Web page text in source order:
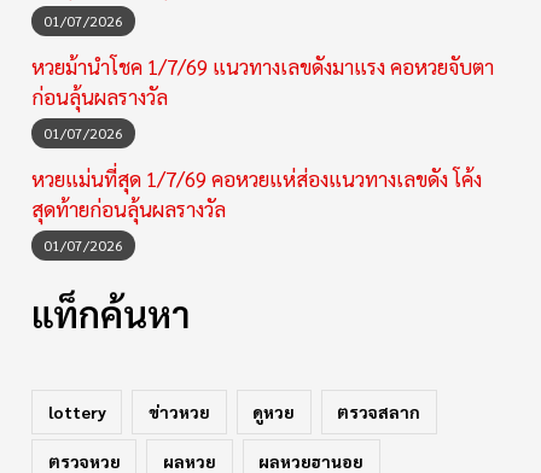
01/07/2026
หวยม้านำโชค 1/7/69 แนวทางเลขดังมาแรง คอหวยจับตา
ก่อนลุ้นผลรางวัล
01/07/2026
หวยแม่นที่สุด 1/7/69 คอหวยแห่ส่องแนวทางเลขดัง โค้ง
สุดท้ายก่อนลุ้นผลรางวัล
01/07/2026
แท็กค้นหา
lottery ข่าวหวย ดูหวย ตรวจสลาก
ตรวจหวย ผลหวย ผลหวยฮานอย